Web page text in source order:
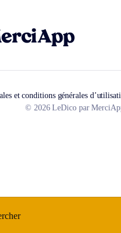
et conditions générales
© 2026 LeDico par